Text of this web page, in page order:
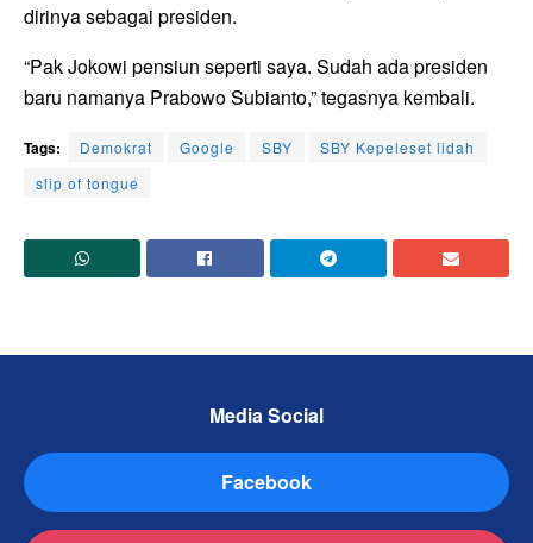
dirinya sebagai presiden.
“Pak Jokowi pensiun seperti saya. Sudah ada presiden
baru namanya Prabowo Subianto,” tegasnya kembali.
Tags: Demokrat Google SBY
SBY Kepeleset lidah
slip of tongue
Media Social
Facebook